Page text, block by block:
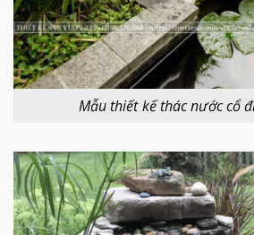
Mẫu thiết kế thác nước cổ